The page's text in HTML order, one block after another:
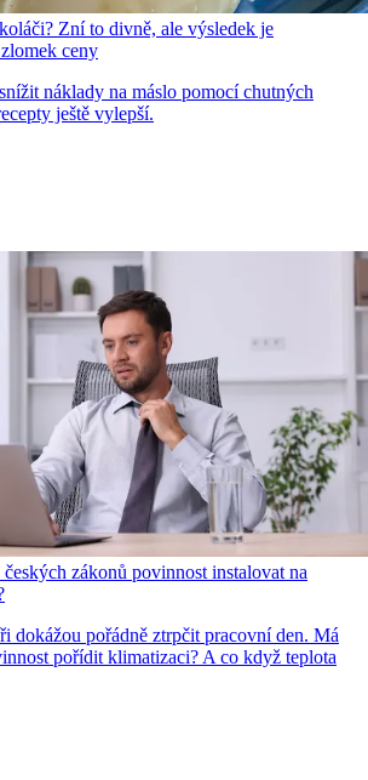
Zní to divně, ale výsledek je
ceny
náklady na máslo pomocí chutných
ještě vylepší.
zákonů povinnost instalovat na
dokážou pořádně ztrpčit pracovní den. Má
pořídit klimatizaci? A co když teplota